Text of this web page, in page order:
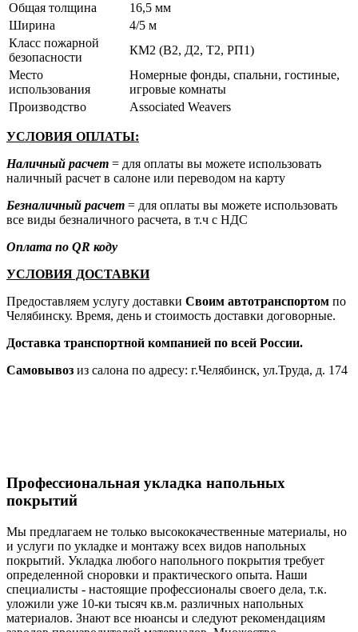
Общая толщина
16,5 мм
Ширина
4/5 м
Класс пожарной
безопасности
КМ2 (В2, Д2, Т2, РП1)
Место
использования
Номерные фонды, спальни, гостиные,
игровые комнаты
Производство
Associated Weavers
УСЛОВИЯ ОПЛАТЫ:
Наличный расчет = для оплаты вы можете использовать
наличный расчет в салоне или переводом на карту
Безналичный расчет = для оплаты вы можете использовать
все виды безналичного расчета, в т.ч с НДС
Оплата по QR коду
УСЛОВИЯ ДОСТАВКИ
Предоставляем услугу доставки Своим автотранспортом по
Челябинску. Время, день и стоимость доставки договорные.
Доставка транспортной компанией по всей России.
Самовывоз из салона по адресу: г.Челябинск, ул.Труда, д. 174
Профессиональная укладка напольных
покрытий
Мы предлагаем не только высококачественные материалы, но
и услуги по укладке и монтажу всех видов напольных
покрытий. Укладка любого напольного покрытия требует
определенной сноровки и практического опыта. Наши
специалисты - настоящие профессионалы своего дела, т.к.
уложили уже 10-ки тысяч кв.м. различных напольных
материалов. Знают все нюансы и следуют рекомендациям